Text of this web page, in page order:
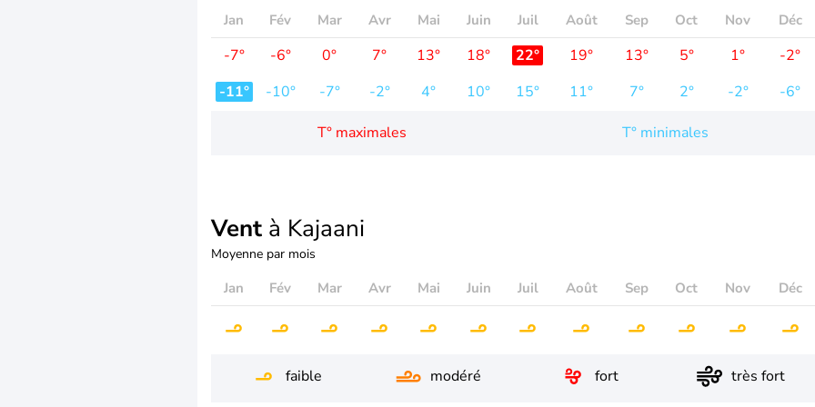
Jan Fév Mar Avr Mai Juin Juil Août Sep Oct Nov Déc
-7° -6° 0° 7° 13° 18° 22° 19° 13° 5° 1°
-2°
-11°
-10° -7° -2° 4° 10° 15° 11° 7° 2° -2° -6°
T° maximales T° minimales
Vent à Kajaani
Moyenne par mois
Jan Fév Mar Avr Mai Juin Juil Août Sep Oct Nov Déc
faible modéré fort très fort